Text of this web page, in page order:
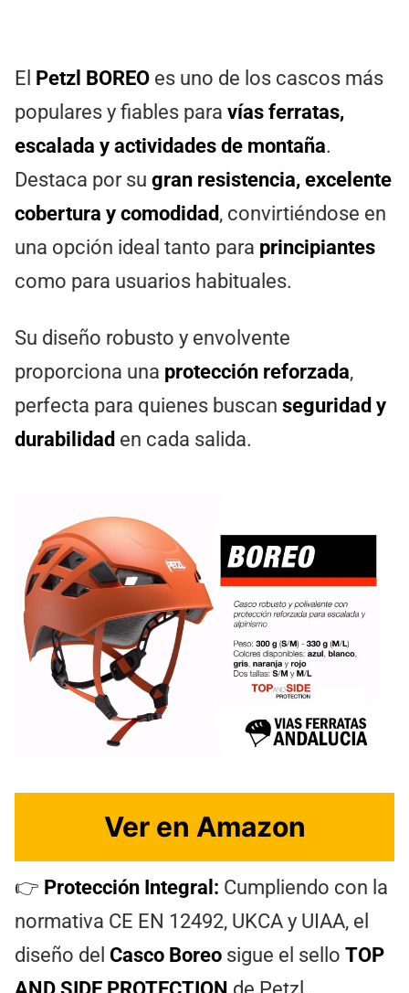
El Petzl BOREO es uno de los cascos más
populares y fiables para vías ferratas,
escalada y actividades de montaña.
Destaca por su gran resistencia, excelente
cobertura y comodidad, convirtiéndose en
una opción ideal tanto para principiantes
como para usuarios habituales.
Su diseño robusto y envolvente
proporciona una protección reforzada,
perfecta para quienes buscan seguridad y
durabilidad en cada salida.
Ver en Amazon
👉 Protección Integral: Cumpliendo con la
normativa CE EN 12492, UKCA y UIAA, el
diseño del Casco Boreo sigue el sello TOP